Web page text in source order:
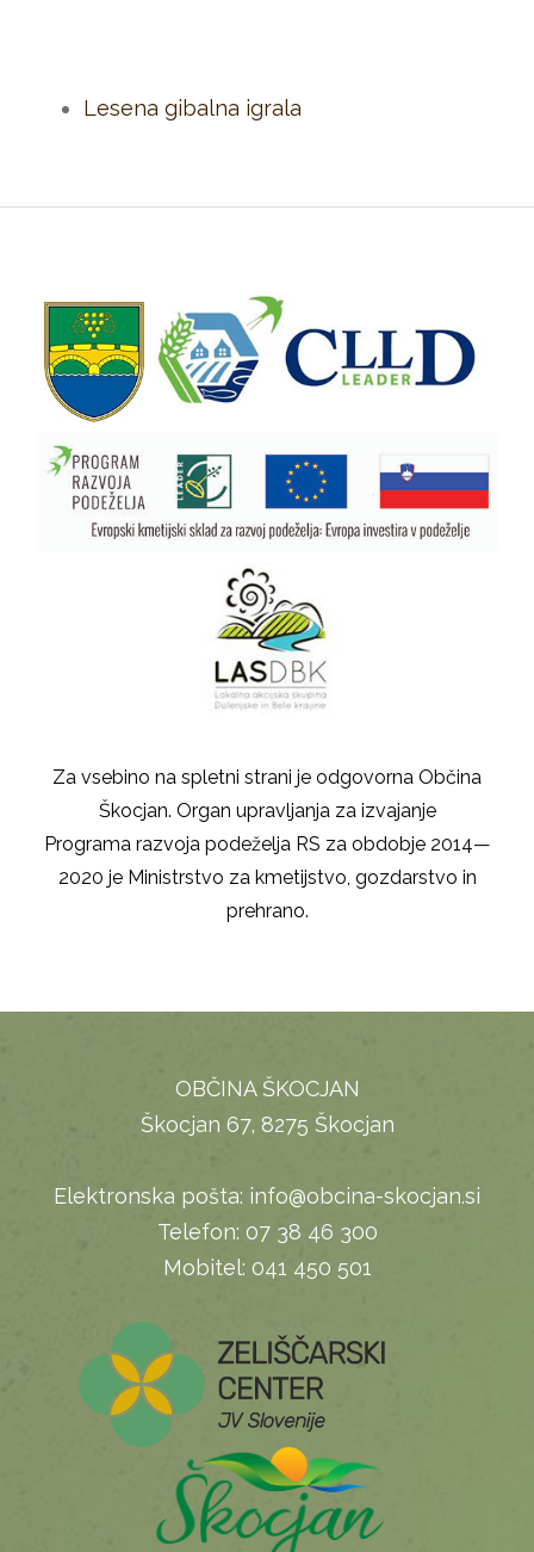
Lesena gibalna igrala
Za vsebino na spletni strani je odgovorna Občina
Škocjan. Organ upravljanja za izvajanje
Programa razvoja podeželja RS za obdobje 2014—
2020 je Ministrstvo za kmetijstvo, gozdarstvo in
prehrano.
OBČINA ŠKOCJAN
Škocjan 67, 8275 Škocjan
Elektronska pošta: info@obcina-skocjan.si
Telefon: 07 38 46 300
Mobitel: 041 450 501